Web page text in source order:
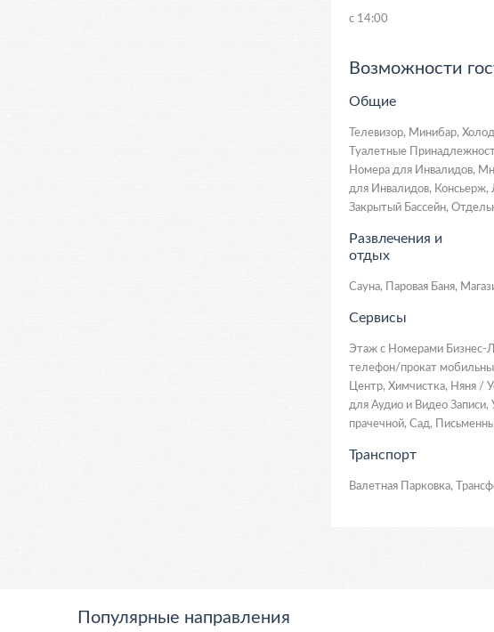
с 14:00
Возможности
Общие
Телевизор, Минибар,
Туалетные
Номера для Инвалидов,
для Инвалидов,
Закрытый Бассейн,
Развлечения и
отдых
Сауна, Паровая Баня,
Сервисы
Этаж с Номерами Бизнес-
телефон/прокат
Центр, Химчистка, Няня /
для Аудио и Видео
прачечной, Сад,
Транспорт
Валетная Парковка,
Популярные направления